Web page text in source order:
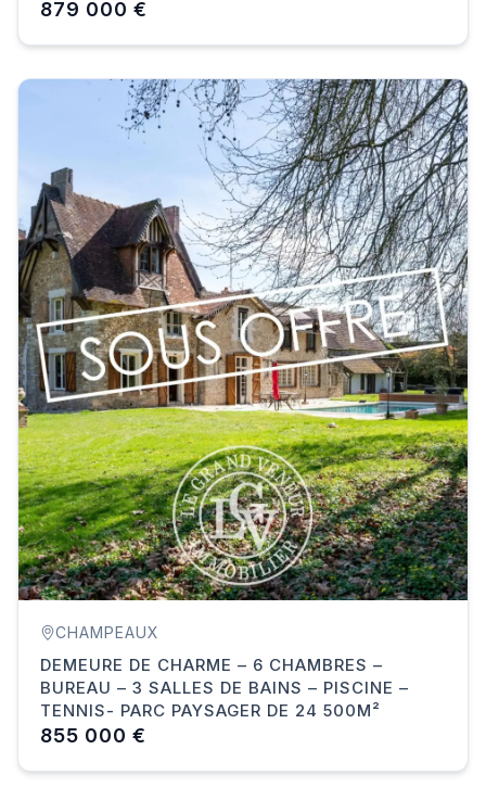
879 000 €
CHAMPEAUX
DEMEURE DE CHARME – 6 CHAMBRES –
BUREAU – 3 SALLES DE BAINS – PISCINE –
TENNIS- PARC PAYSAGER DE 24 500M²
855 000 €